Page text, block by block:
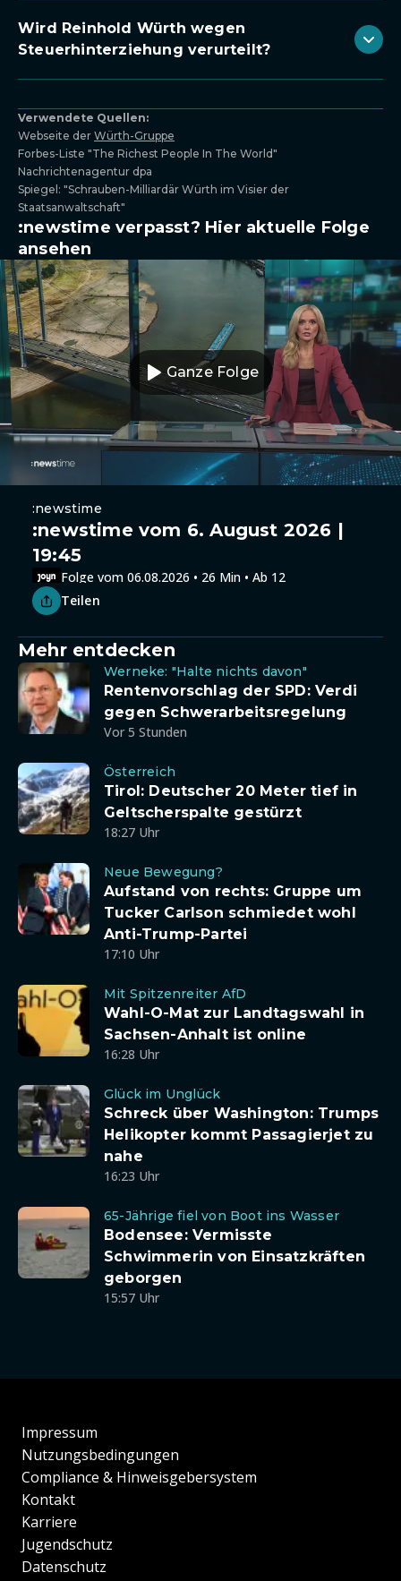
Wird Reinhold Würth wegen
Steuerhinterziehung verurteilt?
Verwendete Quellen:
Webseite der Würth-Gruppe
Forbes-Liste "The Richest People In The World"
Nachrichtenagentur dpa
Spiegel: "Schrauben-Milliardär Würth im Visier der
Staatsanwaltschaft"
:newstime verpasst? Hier aktuelle Folge
ansehen
Ganze Folge
:newstime
:newstime vom 6. August 2026 |
19:45
Folge vom 06.08.2026 • 26 Min • Ab 12
Teilen
Mehr entdecken
Werneke: "Halte nichts davon"
Rentenvorschlag der SPD: Verdi
gegen Schwerarbeitsregelung
Vor 5 Stunden
Österreich
Tirol: Deutscher 20 Meter tief in
Geltscherspalte gestürzt
18:27 Uhr
Neue Bewegung?
Aufstand von rechts: Gruppe um
Tucker Carlson schmiedet wohl
Anti-Trump-Partei
17:10 Uhr
Mit Spitzenreiter AfD
Wahl-O-Mat zur Landtagswahl in
Sachsen-Anhalt ist online
16:28 Uhr
Glück im Unglück
Schreck über Washington: Trumps
Helikopter kommt Passagierjet zu
nahe
16:23 Uhr
65-Jährige fiel von Boot ins Wasser
Bodensee: Vermisste
Schwimmerin von Einsatzkräften
geborgen
15:57 Uhr
Impressum
Nutzungsbedingungen
Compliance & Hinweisgebersystem
Kontakt
Karriere
Jugendschutz
Datenschutz